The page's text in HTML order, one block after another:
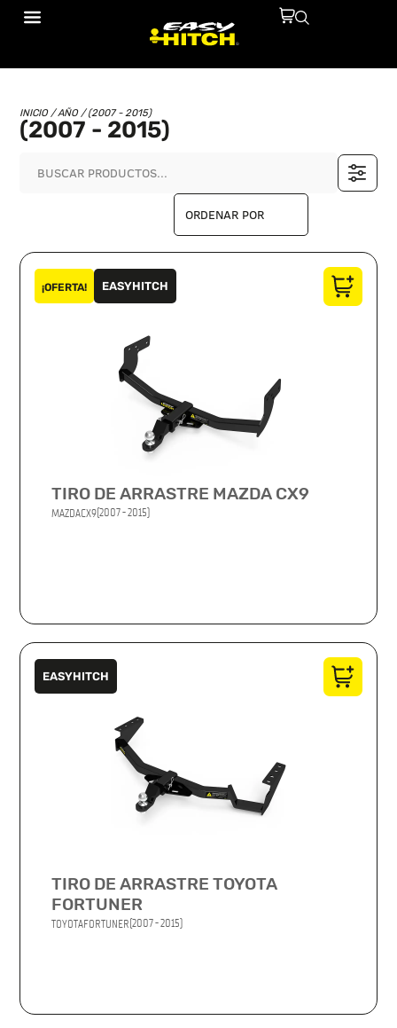
INICIO/ AÑO / (2007 - 2015)
(2007 - 2015)
¡OFERTA! EASYHITCH
TIRO DE ARRASTRE MAZDA CX9
MAZDACX9(2007 - 2015)
EASYHITCH
TIRO DE ARRASTRE TOYOTA
FORTUNER
TOYOTAFORTUNER(2007 - 2015)